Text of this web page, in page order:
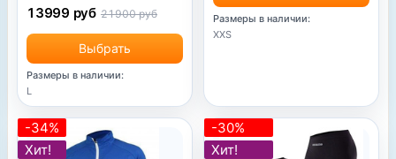
Выбрать
13999 руб 21900 руб
Размеры в наличии:
L
Размеры в наличии:
XXS
-34%
Хит!
-30%
Хит!